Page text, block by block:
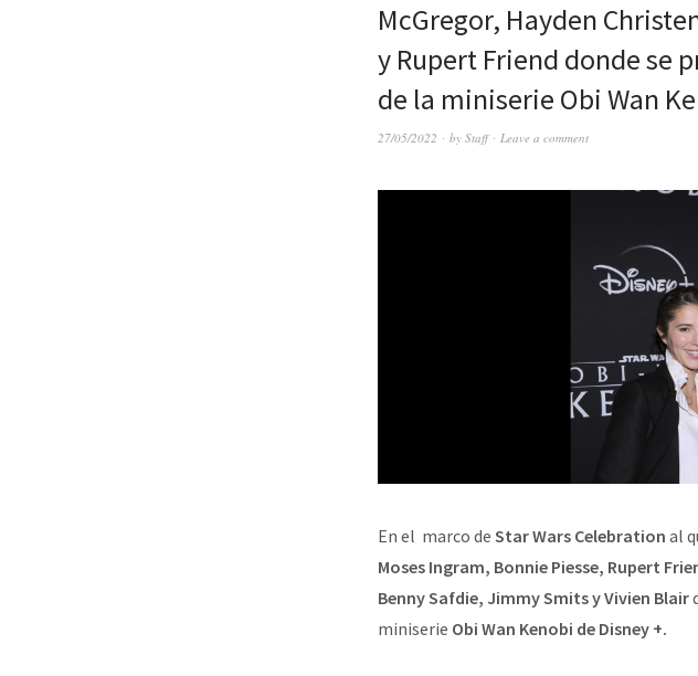
McGregor, Hayden
y Rupert Friend donde se
de la miniserie Obi Wan
27/05/2022 by Staff Leave a comment
En el marco de Star Wars Celebration al
Moses Ingram, Bonnie Piesse, Rupert
Benny Safdie, Jimmy Smits y Vivien Blair
miniserie Obi Wan Kenobi de Disney +.